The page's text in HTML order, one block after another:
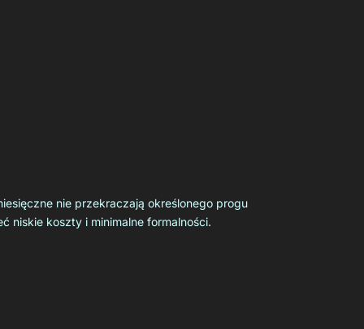
nie przekraczają określonego progu
niskie koszty i minimalne formalności.